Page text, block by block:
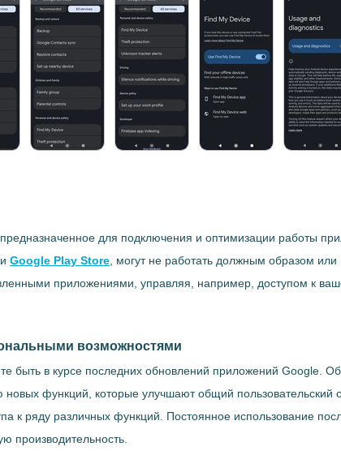
для подключения и оптимизации работы
и Google Play Store , могут не работать должным образом
приложениями, управляя, например, доступом к
возможностями
быть в курсе последних обновлений приложений Google.
функций, которые улучшают общий
ряду различных функций. Постоянное использование
производительность.